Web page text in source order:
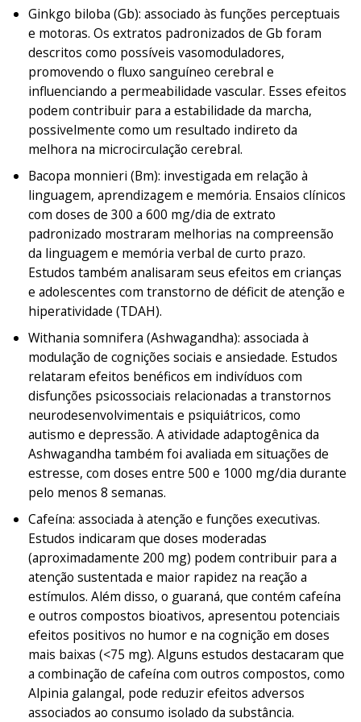
Ginkgo biloba (Gb): associado às funções perceptuais
e motoras. Os extratos padronizados de Gb foram
descritos como possíveis vasomoduladores,
promovendo o fluxo sanguíneo cerebral e
influenciando a permeabilidade vascular. Esses efeitos
podem contribuir para a estabilidade da marcha,
possivelmente como um resultado indireto da
melhora na microcirculação cerebral.
Bacopa monnieri (Bm): investigada em relação à
linguagem, aprendizagem e memória. Ensaios clínicos
com doses de 300 a 600 mg/dia de extrato
padronizado mostraram melhorias na compreensão
da linguagem e memória verbal de curto prazo.
Estudos também analisaram seus efeitos em crianças
e adolescentes com transtorno de déficit de atenção e
hiperatividade (TDAH).
Withania somnifera (Ashwagandha): associada à
modulação de cognições sociais e ansiedade. Estudos
relataram efeitos benéficos em indivíduos com
disfunções psicossociais relacionadas a transtornos
neurodesenvolvimentais e psiquiátricos, como
autismo e depressão. A atividade adaptogênica da
Ashwagandha também foi avaliada em situações de
estresse, com doses entre 500 e 1000 mg/dia durante
pelo menos 8 semanas.
Cafeína: associada à atenção e funções executivas.
Estudos indicaram que doses moderadas
(aproximadamente 200 mg) podem contribuir para a
atenção sustentada e maior rapidez na reação a
estímulos. Além disso, o guaraná, que contém cafeína
e outros compostos bioativos, apresentou potenciais
efeitos positivos no humor e na cognição em doses
mais baixas (<75 mg). Alguns estudos destacaram que
a combinação de cafeína com outros compostos, como
Alpinia galangal, pode reduzir efeitos adversos
associados ao consumo isolado da substância.